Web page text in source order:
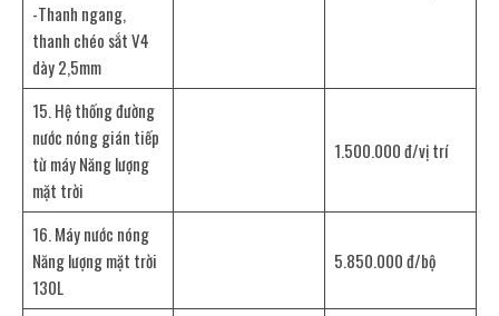
-Thanh ngang,
thanh chéo sắt V4
dày 2,5mm
15. Hệ thống đường
nước nóng gián tiếp
từ máy Năng lượng
mặt trời
1.500.000 đ/vị trí
16. Máy nước nóng
Năng lượng mặt trời
130L
5.850.000 đ/bộ